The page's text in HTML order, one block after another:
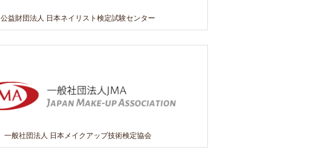
公益財団法人 日本ネイリスト検定試験センター
一般社団法人 日本メイクアップ技術検定協会